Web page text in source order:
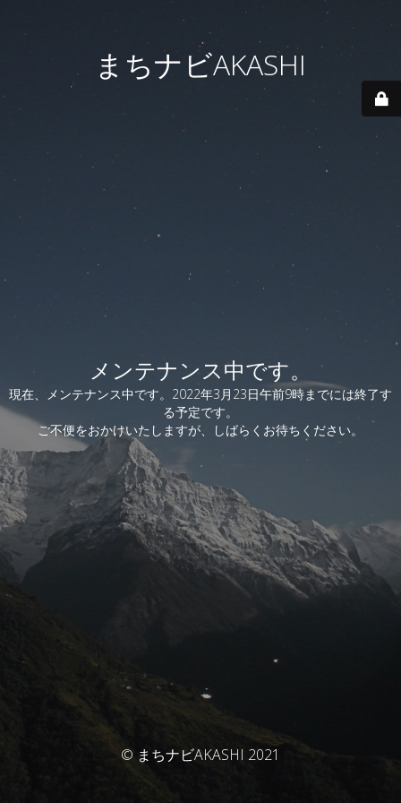
まちナビAKASHI
メンテナンス中です。
現在、メンテナンス中です。2022年3月23日午前9時までには終了す
る予定です。
ご不便をおかけいたしますが、しばらくお待ちください。
© まちナビAKASHI 2021